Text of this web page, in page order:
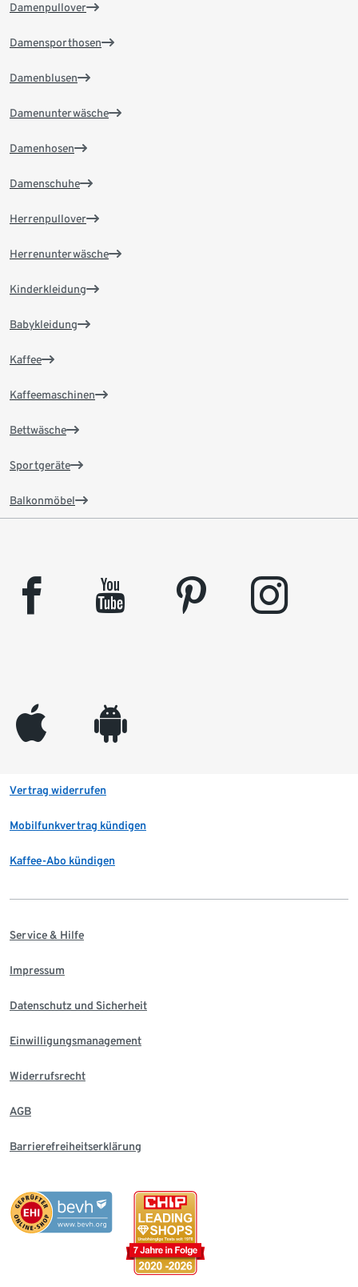
Damenpullover
Damensporthosen
Damenblusen
Damenunterwäsche
Damenhosen
Damenschuhe
Herrenpullover
Herrenunterwäsche
Kinderkleidung
Babykleidung
Kaffee
Kaffeemaschinen
Bettwäsche
Sportgeräte
Balkonmöbel
facebook youtube pinterest instagram
appleinc android
Vertrag widerrufen
Mobilfunkvertrag kündigen
Kaffee-Abo kündigen
Service & Hilfe
Impressum
Datenschutz und Sicherheit
Einwilligungsmanagement
Widerrufsrecht
AGB
Barrierefreiheitserklärung